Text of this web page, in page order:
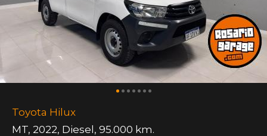
Toyota Hilux
MT, 2022, Diesel, 95.000 km.